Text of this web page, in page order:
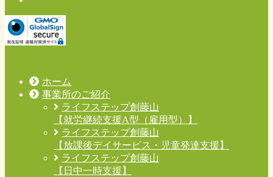
ホーム
事業所のご紹介
ライフステップ創藤山
【就労継続支援A型（雇用型）】
ライフステップ創藤山
【放課後デイサービス・児童発達支援】
ライフステップ創藤山
【日中一時支援】